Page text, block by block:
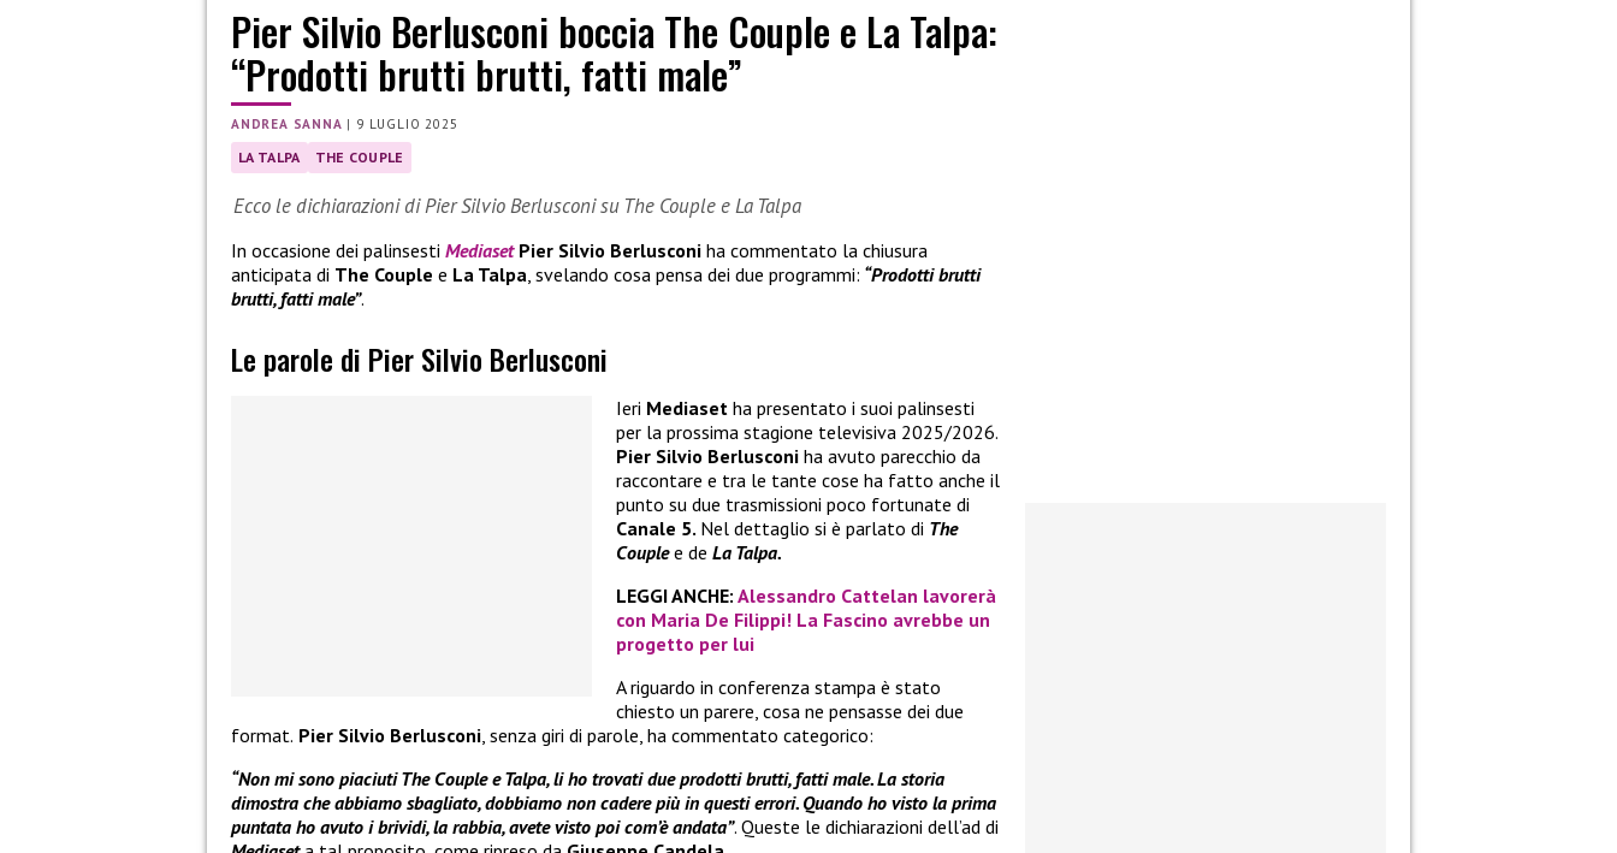
Pier Silvio Berlusconi boccia The Couple e La Talpa:
“Prodotti brutti brutti, fatti male”
ANDREA SANNA | 9 LUGLIO 2025
LA TALPA THE COUPLE
Ecco le dichiarazioni di Pier Silvio Berlusconi su The Couple e La Talpa
In occasione dei palinsesti Mediaset Pier Silvio Berlusconi ha commentato la chiusura
anticipata di The Couple e La Talpa, svelando cosa pensa dei due programmi: “Prodotti brutti
brutti, fatti male”.
Le parole di Pier Silvio Berlusconi
Ieri Mediaset ha presentato i suoi palinsesti
per la prossima stagione televisiva 2025/2026.
Pier Silvio Berlusconi ha avuto parecchio da
raccontare e tra le tante cose ha fatto anche il
punto su due trasmissioni poco fortunate di
Canale 5. Nel dettaglio si è parlato di The
Couplee de La Talpa.
LEGGI ANCHE: Alessandro Cattelan lavorerà
con Maria De Filippi! La Fascino avrebbe un
progetto per lui
A riguardo in conferenza stampa è stato
chiesto un parere, cosa ne pensasse dei due
format. Pier Silvio Berlusconi, senza giri di parole, ha commentato categorico:
“Non mi sono piaciuti The Couple e Talpa, li ho trovati due prodotti brutti, fatti male. La storia
dimostra che abbiamo sbagliato, dobbiamo non cadere più in questi errori. Quando ho visto la prima
puntata ho avuto i brividi, la rabbia, avete visto poi com’è andata”. Queste le dichiarazioni dell’ad di